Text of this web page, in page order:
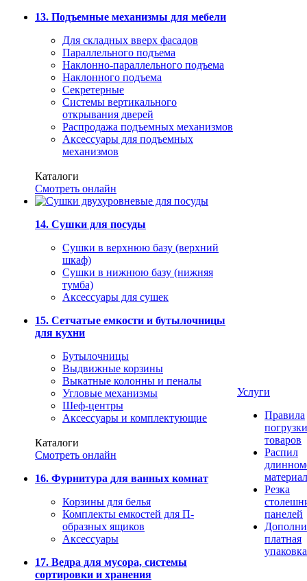
13. Подъемные механизмы для мебели
Для складных вверх фасадов
Параллельного подъема
Наклонно-параллельного подъема
Наклонного подъема
Секретерные
Системы вертикального
открывания дверей
Распродажа подъемных механизмов
Аксессуары для подъемных
механизмов
Каталоги
Смотреть онлайн
14. Сушки для посуды
Сушки в верхнюю базу (верхний
шкаф)
Сушки в нижнюю базу (нижняя
тумба)
Аксессуары для сушек
15. Сетчатые емкости и бутылочницы
для кухни
Бутылочницы
Выдвижные корзины
Выкатные колонны и пеналы
Угловые механизмы
Шеф-центры
Аксессуары и комплектующие
Каталоги
Смотреть онлайн
16. Фурнитура для ванных комнат
Корзины для белья
Комплекты емкостей для П-
образных ящиков
Аксессуары
17. Ведра для мусора, системы
сортировки и хранения
Услуги
Правила
погрузки
товаров
Распил
Резка
панелей
платная
упаковка